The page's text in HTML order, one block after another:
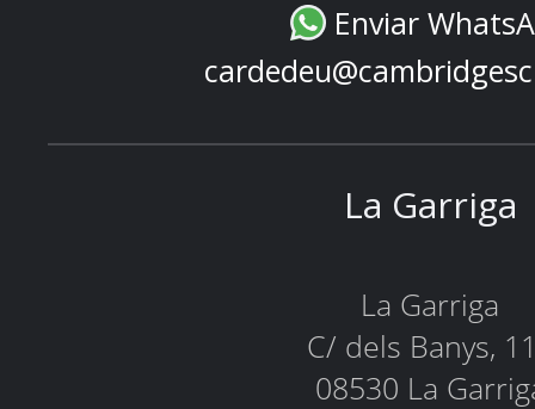
Enviar
La Garriga
La Garriga
C/ dels Banys,
08530 La